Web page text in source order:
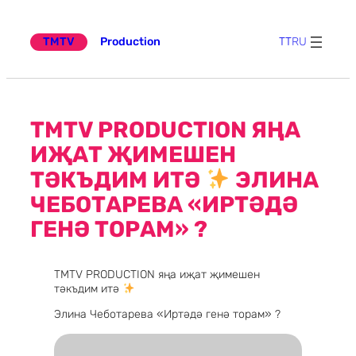
TMTV
Production TTRU
TMTV PRODUCTION ЯҢА
ИҖАТ ҖИМЕШЕН
ТӘКЪДИМ ИТӘ
ЭЛИНА
ЧЕБОТАРЕВА «ИРТӘДӘ
ГЕНӘ ТОРАМ» ?
TMTV PRODUCTION яңа иҗат җимешен
тәкъдим итә
Элина Чеботарева «Иртәдә генә торам» ?